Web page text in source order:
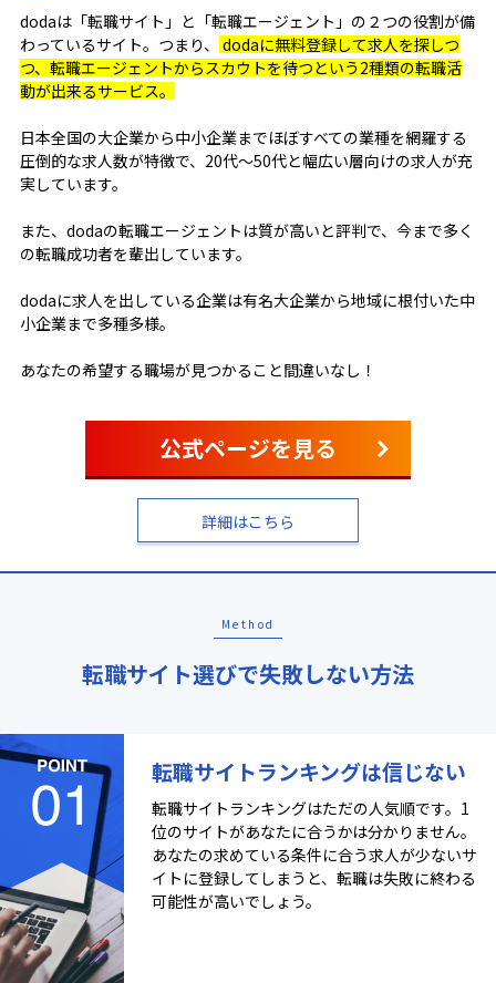
公式ページを見る
詳細はこちら
dodaは「転職サイト」と「転職エージェント」の２つの役割が備
わっているサイト。つまり、
dodaに無料登録して求人を探しつ
つ、転職エージェントからスカウトを待つという2種類の転職活
動が出来るサービス。
日本全国の大企業から中小企業までほぼすべての業種を網羅する
圧倒的な求人数が特徴で、20代～50代と幅広い層向けの求人が充
実しています。
また、dodaの転職エージェントは質が高いと評判で、今まで多く
の転職成功者を輩出しています。
dodaに求人を出している企業は有名大企業から地域に根付いた中
小企業まで多種多様。
あなたの希望する職場が見つかること間違いなし！
Method
転職サイト選びで失敗しない方法
転職サイトランキングは信じない
転職サイトランキングはただの人気順です。1
位のサイトがあなたに合うかは分かりません。
あなたの求めている条件に合う求人が少ないサ
イトに登録してしまうと、転職は失敗に終わる
可能性が高いでしょう。